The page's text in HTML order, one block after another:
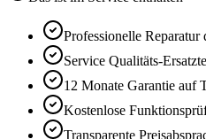
Professionelle
Service Qualitäts-
12 Monate Garantie auf
Kostenlose
Transparente